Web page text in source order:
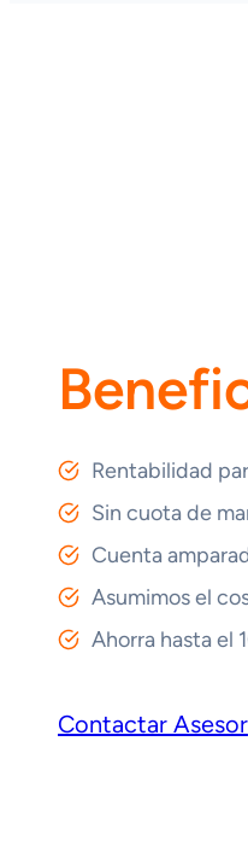
Rentabilidad
Sin cuota de
Cuenta
Asumimos el
Ahorra hasta el
Contactar Asesor